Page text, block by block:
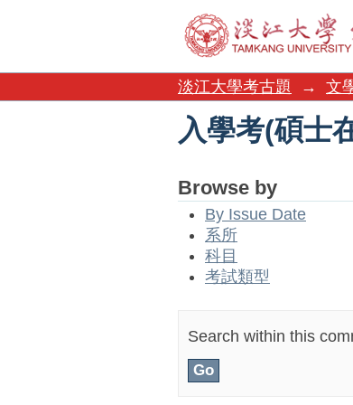
入學考(碩士
淡江大學考古題
→ 文
入學考(碩士
Browse by
By Issue Date
系所
科目
考試類型
Search within this